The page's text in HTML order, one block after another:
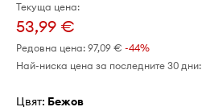
Текуща цена:
53,99 €
Редовна цена: 97,09 € -44%
Най-ниска цена за последните 30 дни:
Цвят: бежов